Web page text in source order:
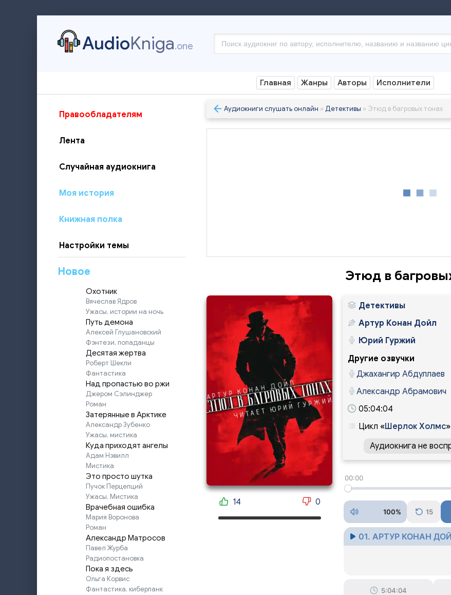
AudioKniga.one
Главная Жанры Авторы Исполнители
Правообладателям
Лента
Случайная аудиокнига
Моя история
Книжная полка
Настройки темы
Новое
Охотник
Вячеслав Ядров
Ужасы, истории на ночь
Путь демона
Алексей Глушановский
Фэнтези, попаданцы
Десятая жертва
Роберт Шекли
Фантастика
Над пропастью во ржи
Джером Сэлинджер
Роман
Затерянные в Арктике
Александр Зубенко
Ужасы, мистика
Куда приходят ангелы
Адам Нэвилл
Мистика
Это просто шутка
Пучок Перцепций
Ужасы, Мистика
Врачебная ошибка
Мария Воронова
Роман
Александр Матросов
Павел Журба
Радиопостановка
Пока я здесь
Ольга Корвис
Фантастика, киберпанк
Аудиокниги слушать онлайн » Детективы » Этюд в багровых тонах
Этюд в
14 0
Детективы
Артур Конан Дойл
Юрий Гуржий
Другие озвучки
Джахангир Абдуллаев
Александр Абрамович
05:04:04
Цикл «Шерлок Холмс»
Аудиокнига не
00:00
100% 15
01. АРТУР КОНАН
5:04:04